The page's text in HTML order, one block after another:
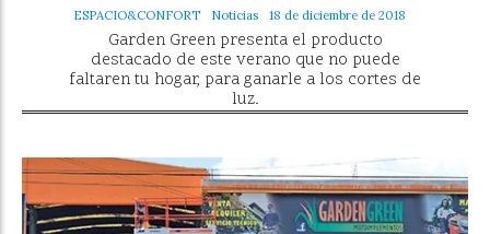
ESPACIO&CONFORT Noticias 18 de diciembre de 2018
Garden Green presenta el producto
destacado de este verano que no puede
faltaren tu hogar, para ganarle a los cortes de
luz.